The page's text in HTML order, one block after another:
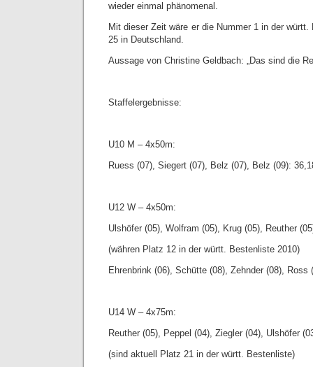
wieder einmal phänomenal.
Mit dieser Zeit wäre er die Nummer 1 in der
25 in Deutschland.
Aussage von Christine Geldbach: „Das sind die
Staffelergebnisse:
U10 M – 4x50m:
Ruess (07), Siegert (07), Belz (07), Belz (09):
U12 W – 4x50m:
Ulshöfer (05), Wolfram (05), Krug (05), Reuther
(währen Platz 12 in der württ. Bestenliste 2010)
Ehrenbrink (06), Schütte (08), Zehnder (08),
U14 W – 4x75m:
Reuther (05), Peppel (04), Ziegler (04), Ulshöfer
(sind aktuell Platz 21 in der württ. Bestenliste)